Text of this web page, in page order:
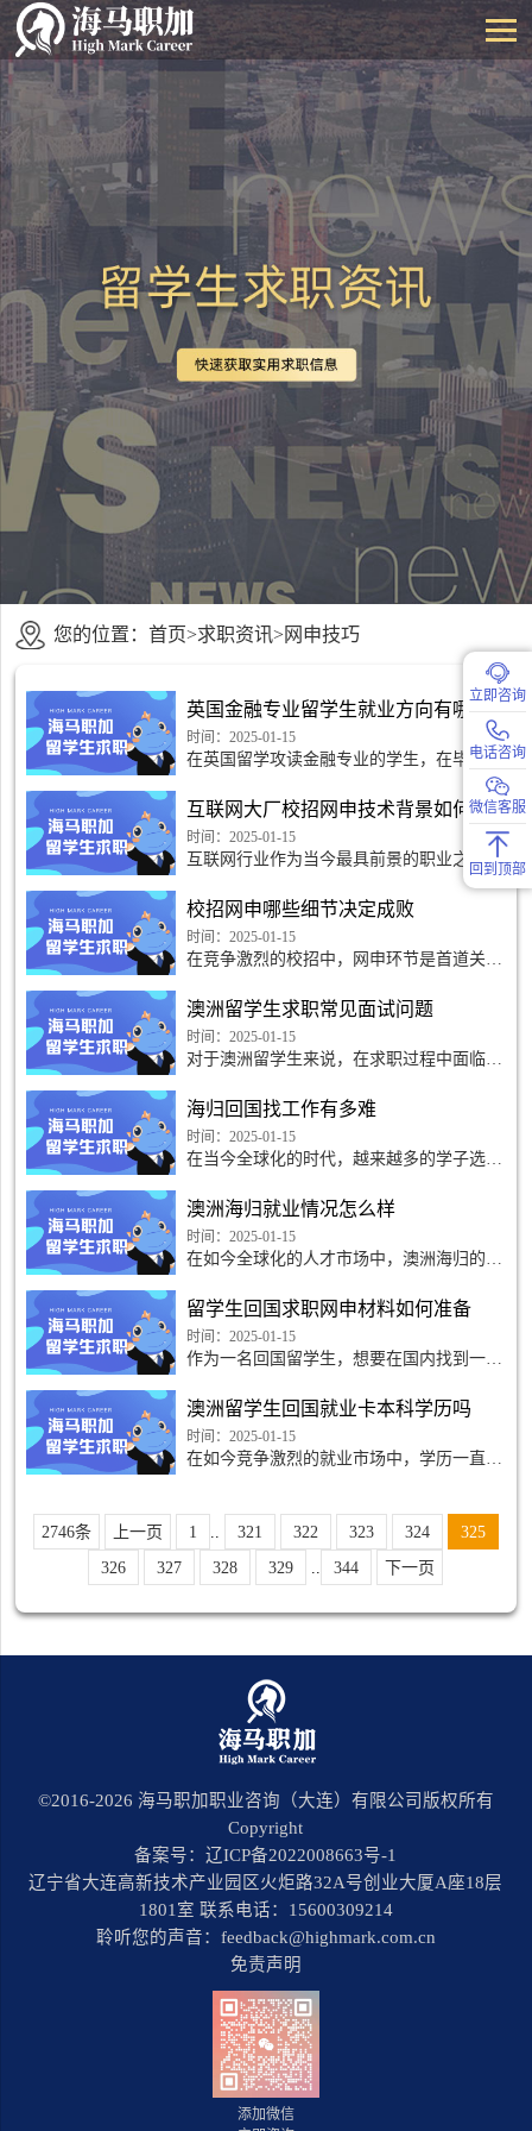
您的位置： 首页>求职资讯>网申技巧
英国金融专业留学生就业方向有哪些
时间：2025-01-15
在英国留学攻读金融专业的学生，在毕业后
面临着丰富多样的就业选择。金融领域的广
泛和多元，为这些留学生提供了广阔的发展
空间和众多机遇。
互联网大厂校招网申技术背景如何突出
时间：2025-01-15
互联网行业作为当今最具前景的职业之一，
拥有着大量的求职者。尤其是像阿里、腾
讯、百度这样的互联网巨头公司，每年都会
吸引大量优秀的应届
校招网申哪些细节决定成败
时间：2025-01-15
在竞争激烈的校招中，网申环节是首道关
单的网申流程，实则暗藏玄机，许多细微之
处往往决定着成败。
澳洲留学生求职常见面试问题
时间：2025-01-15
对于澳洲留学生来说，在求职过程中面临面
问题，能够增强自信心，提高面试表现，从
而增加获得工作机会的可能性。
海归回国找工作有多难
时间：2025-01-15
在当今全球化的时代，越来越多的学子选择
国际视野。然而，当这些海归学成回国，准
备投身职场时，却发现找工作并非想象中那
么容易。
澳洲海归就业情况怎么样
时间：2025-01-15
在如今全球化的人才市场中，澳洲海归的就
赴澳洲留学，他们在学成回国后的就业前景
成为了众多学子和家长关心的重要问题。
留学生回国求职网申材料如何准备
时间：2025-01-15
作为一名回国留学生，想要在国内找到一份
备尤为关键，需要我们认真准备和精心设
计。那么，究竟应该
澳洲留学生回国就业卡本科学历吗
时间：2025-01-15
在如今竞争激烈的就业市场中，学历一直是
制，是一个备受关注的问题。
2746条
上一页 1 .. 321 322 323 324
325
326
327 328 329 .. 344 下一页
©2016-2026 海马职加职业咨询（大连）有限公司版权所有
Copyright
备案号：辽ICP备2022008663号-1
辽宁省大连高新技术产业园区火炬路32A号创业大厦A座18层
1801室 联系电话：15600309214
聆听您的声音：feedback@highmark.com.cn
免责声明
添加微信
立即咨询
电话咨询
微信客服
回到顶部